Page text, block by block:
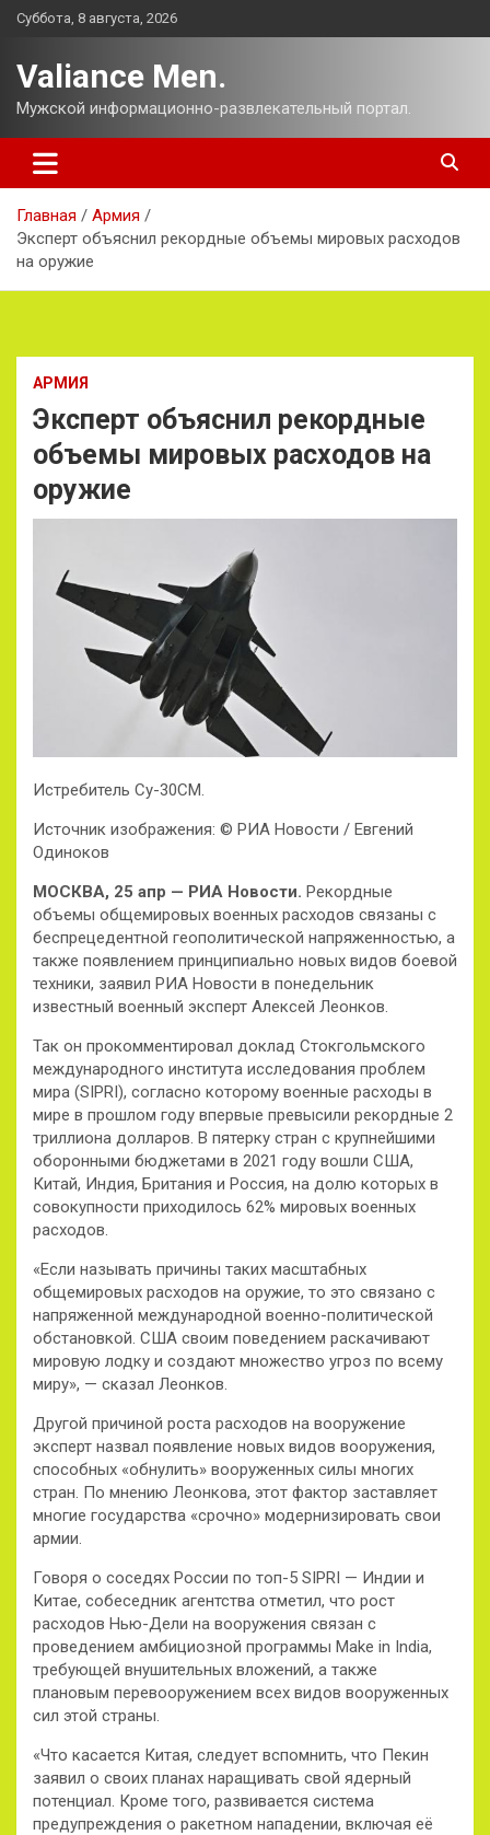
Перейти
Суббота, 8 августа, 2026
Valiance Men.
Мужской информационно-развлекательный портал.
Главная
Армия
Эксперт объяснил рекордные объемы мировых расходов
на оружие
АРМИЯ
Эксперт объяснил рекордные
объемы мировых расходов на
оружие
Истребитель Су-30СМ.
Источник изображения: © РИА Новости / Евгений
Одиноков
МОСКВА, 25 апр — РИА Новости. Рекордные
объемы общемировых военных расходов связаны с
беспрецедентной геополитической напряженностью, а
также появлением принципиально новых видов боевой
техники, заявил РИА Новости в понедельник
известный военный эксперт Алексей Леонков.
Так он прокомментировал доклад Стокгольмского
международного института исследования проблем
мира (SIPRI), согласно которому военные расходы в
мире в прошлом году впервые превысили рекордные 2
триллиона долларов. В пятерку стран с крупнейшими
оборонными бюджетами в 2021 году вошли США,
Китай, Индия, Британия и Россия, на долю которых в
совокупности приходилось 62% мировых военных
расходов.
«Если называть причины таких масштабных
общемировых расходов на оружие, то это связано с
напряженной международной военно-политической
обстановкой. США своим поведением раскачивают
мировую лодку и создают множество угроз по всему
миру», — сказал Леонков.
Другой причиной роста расходов на вооружение
эксперт назвал появление новых видов вооружения,
способных «обнулить» вооруженных силы многих
стран. По мнению Леонкова, этот фактор заставляет
многие государства «срочно» модернизировать свои
армии.
Говоря о соседях России по топ-5 SIPRI — Индии и
Китае, собеседник агентства отметил, что рост
расходов Нью-Дели на вооружения связан с
проведением амбициозной программы Make in India,
требующей внушительных вложений, а также
плановым перевооружением всех видов вооруженных
сил этой страны.
«Что касается Китая, следует вспомнить, что Пекин
заявил о своих планах наращивать свой ядерный
потенциал. Кроме того, развивается система
предупреждения о ракетном нападении, включая её